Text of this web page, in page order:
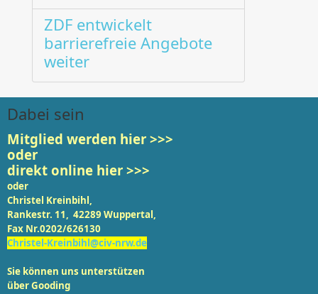
ZDF entwickelt
barrierefreie Angebote
weiter
Dabei sein
Mitglied werden hier >>>
oder
direkt online hier >>>
oder
Christel Kreinbihl,
Rankestr. 11, 42289 Wuppertal,
Fax Nr.0202/626130
Christel-Kreinbihl@civ-nrw.de
Sie können uns unterstützen
überGooding